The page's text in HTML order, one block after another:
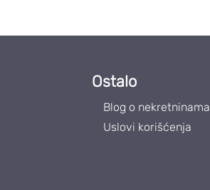
Ostalo
Blog o nekretninama
Uslovi korišćenja